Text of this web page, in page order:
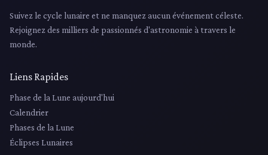
Suivez le cycle lunaire et ne manquez aucun événement céleste.
Rejoignez des milliers de passionnés d'astronomie à travers le
monde.
Liens Rapides
Phase de la Lune aujourd'hui
Calendrier
Phases de la Lune
Éclipses Lunaires